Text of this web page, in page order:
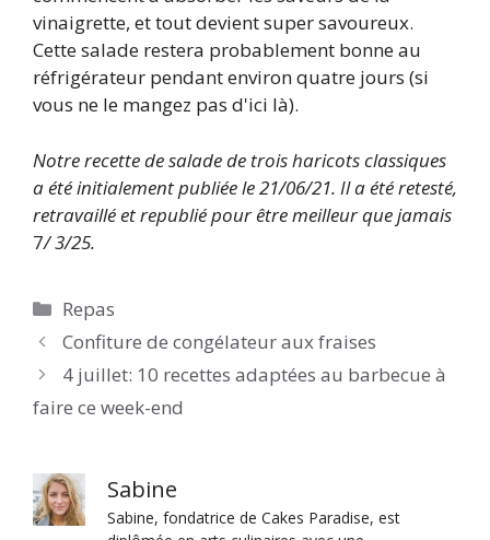
vinaigrette, et tout devient super savoureux.
Cette salade restera probablement bonne au
réfrigérateur pendant environ quatre jours (si
vous ne le mangez pas d'ici là).
Notre recette de salade de trois haricots classiques
a été initialement publiée le 21/06/21. Il a été retesté,
retravaillé et republié pour être meilleur que jamais
7/ 3/25.
Catégories
Repas
Confiture de congélateur aux fraises
4 juillet: 10 recettes adaptées au barbecue à
faire ce week-end
Sabine
Sabine, fondatrice de Cakes Paradise, est